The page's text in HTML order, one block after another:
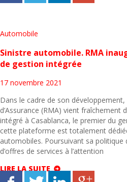
Automobile
Sinistre automobile. RMA
de gestion intégrée
17 novembre 2021
Dans le cadre de son
d’Assurance (RMA) vient fraîchement
intégré à Casablanca, le premier du
cette plateforme est totalement
automobiles. Poursuivant sa
d’offres de services à l’attention
LIRE LA SUITE